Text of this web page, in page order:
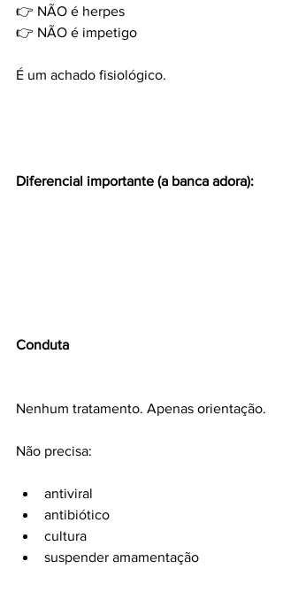
👉 NÃO é herpes
👉 NÃO é impetigo
É um achado fisiológico.
Diferencial importante (a banca adora):
Conduta
Nenhum tratamento. Apenas orientação.
Não precisa:
antiviral
antibiótico
cultura
suspender amamentação